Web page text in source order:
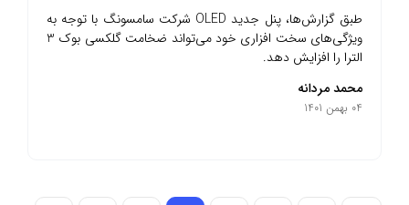
طبق گزارش‌ها، پنل جدید OLED شرکت سامسونگ با توجه به
ویژگی‌های سخت افزاری خود می‌تواند ضخامت گلکسی بوک 3
الترا را افزایش دهد.
محمد مردانه
04 بهمن 1401